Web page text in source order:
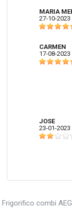
MARIA
27-10-2023
CARMEN
17-08-2023
JOSE
23-01-2023
Frigorifico combi